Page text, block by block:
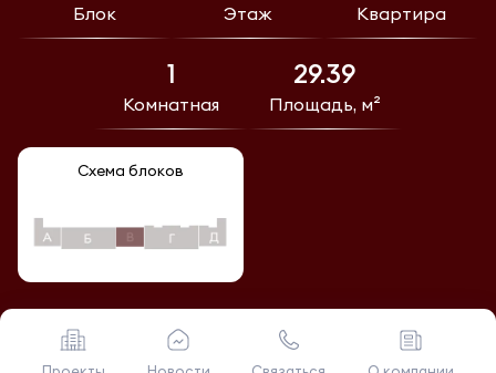
Блок Этаж Квартира
1
Комнатная
29.39
Площадь, м²
Схема блоков